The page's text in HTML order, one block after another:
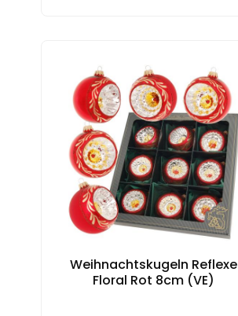
Weihnachtskugeln Reflexe
Floral Rot 8cm (VE)